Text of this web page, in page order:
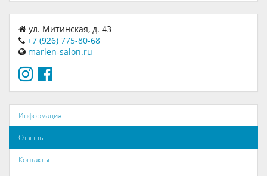
ул. Митинская, д. 43
+7 (926) 775-80-68
marlen-salon.ru
Информация
Отзывы
Контакты